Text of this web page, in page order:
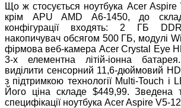
Що ж стосується ноутбука Acer Aspire
крім APU AMD A6-1450, до
конфігурації входять: 2 ГБ
накопичувач обсягом 500 ГБ, модулі
фірмова веб-камера Acer Crystal Eye
3-х елементна літій-іонна
виділити сенсорний 11,6-дюймовий
з підтримкою технології Multi-Touch і
Його ціна складе $449,99. Зведена
специфікації ноутбука Acer Aspire V5-